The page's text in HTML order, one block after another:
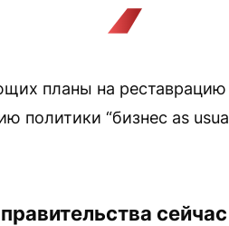
планы на
политики “бизнес as